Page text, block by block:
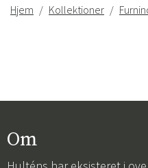
Hjem Kollektioner
Om